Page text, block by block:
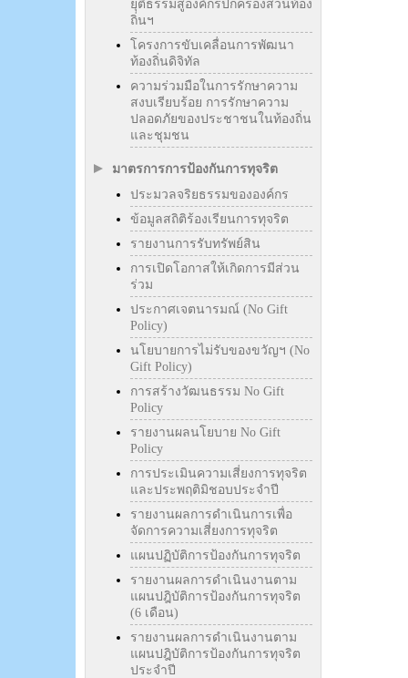
ยุติธรรมสู่องค์กรปกครองส่วนท้อง
ถิ่นฯ
โครงการขับเคลื่อนการพัฒนา
ท้องถิ่นดิจิทัล
ความร่วมมือในการรักษาความ
สงบเรียบร้อย การรักษาความ
ปลอดภัยของประชาชนในท้องถิ่น
และชุมชน
มาตรการการป้องกันการทุจริต
ประมวลจริยธรรมขององค์กร
ข้อมูลสถิติร้องเรียนการทุจริต
รายงานการรับทรัพย์สิน
การเปิดโอกาสให้เกิดการมีส่วน
ร่วม
ประกาศเจตนารมณ์ (No Gift
Policy)
นโยบายการไม่รับของขวัญฯ (No
Gift Policy)
การสร้างวัฒนธรรม No Gift
Policy
รายงานผลนโยบาย No Gift
Policy
การประเมินความเสี่ยงการทุจริต
และประพฤติมิชอบประจำปี
รายงานผลการดำเนินการเพื่อ
จัดการความเสี่ยงการทุจริต
แผนปฏิบัติการป้องกันการทุจริต
รายงานผลการดำเนินงานตาม
แผนปฎิบัติการป้องกันการทุจริต
(6 เดือน)
รายงานผลการดำเนินงานตาม
แผนปฎิบัติการป้องกันการทุจริต
ประจำปี